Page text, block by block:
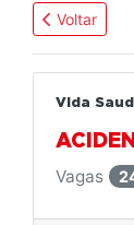
Voltar
Vida
Vagas